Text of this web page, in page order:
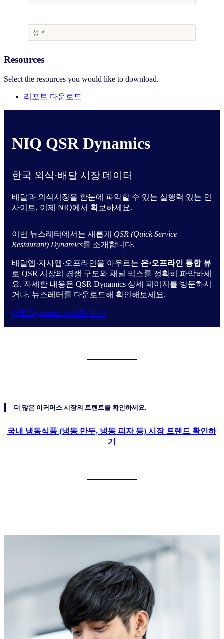
Resources
Select the resources you would like to download.
리포트 다운로드
NIQ QSR Dynamics
한국 외식·배달 시장 데이터
배달과 외식시장을 한눈에 파악할 수 있는 실행력 있는 인
사이트, 이제 NIQ에서 확보하세요.
이번 뉴스레터에서는 새롭게 QSR (Quick Service
Restaurant) Dynamics를 소개합니다.
배달앱·자사앱·오프라인을 아우르는 온·오프라인 통합 뷰
로 QSR 시장의 경쟁 구도와 채널 믹스를 정확히 파악하세
요. 자세한 내용은 QSR Dynamics 상세 페이지를 방문하시
거나, 뉴스레터를 다운로드해 확인해보세요.
QSR Dynamics 자세히 보기
더 많은 이커머스 시장의 트렌트를 확인하세요.
국내 냉동식품 (냉동 만두, 냉동 피자 등) 시장 트렌드 확인하
기